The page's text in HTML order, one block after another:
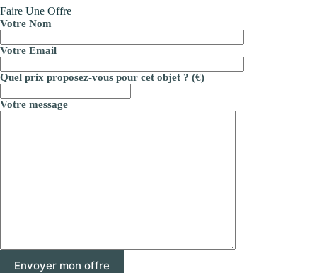
Faire Une Offre
Votre Nom
Votre Email
Quel prix proposez-vous pour cet objet ? (€)
Votre message